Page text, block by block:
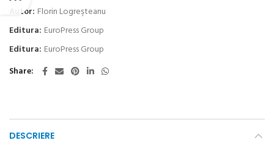
Autor: Florin Logreşteanu
Editura: EuroPress Group
Editura: EuroPress Group
Share
DESCRIERE